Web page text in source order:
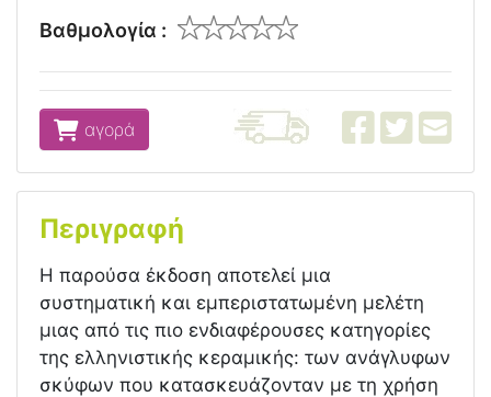
Βαθμολογία :
αγορά
Περιγραφή
Η παρούσα έκδοση αποτελεί μια
συστηματική και εμπεριστατωμένη μελέτη
μιας από τις πιο ενδιαφέρουσες κατηγορίες
της ελληνιστικής κεραμικής: των ανάγλυφων
σκύφων που κατασκευάζονταν με τη χρήση